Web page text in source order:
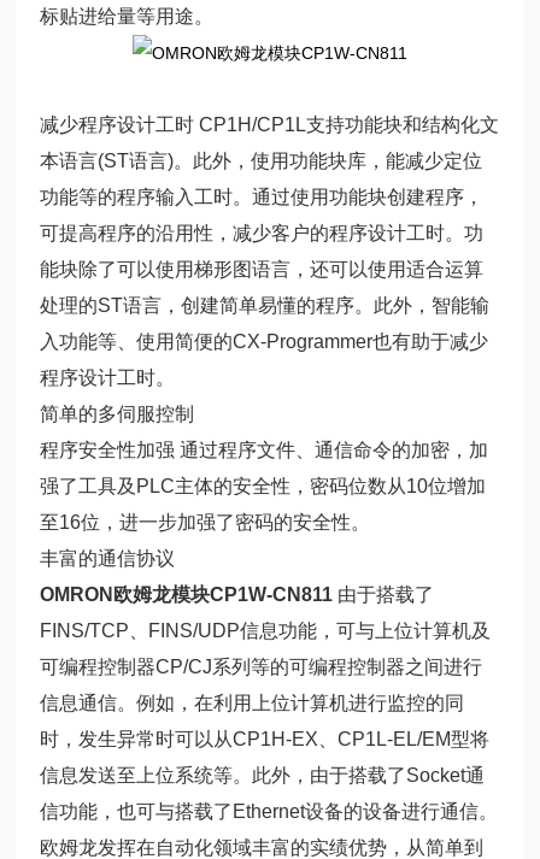
标贴进给量等用途。
减少程序设计工时 CP1H/CP1L支持功能块和结构化文
本语言(ST语言)。此外，使用功能块库，能减少定位
功能等的程序输入工时。通过使用功能块创建程序，
可提高程序的沿用性，减少客户的程序设计工时。功
能块除了可以使用梯形图语言，还可以使用适合运算
处理的ST语言，创建简单易懂的程序。此外，智能输
入功能等、使用简便的CX-Programmer也有助于减少
程序设计工时。
简单的多伺服控制
程序安全性加强 通过程序文件、通信命令的加密，加
强了工具及PLC主体的安全性，密码位数从10位增加
至16位，进一步加强了密码的安全性。
丰富的通信协议
OMRON欧姆龙模块CP1W-CN811 由于搭载了
FINS/TCP、FINS/UDP信息功能，可与上位计算机及
可编程控制器CP/CJ系列等的可编程控制器之间进行
信息通信。例如，在利用上位计算机进行监控的同
时，发生异常时可以从CP1H-EX、CP1L-EL/EM型将
信息发送至上位系统等。此外，由于搭载了Socket通
信功能，也可与搭载了Ethernet设备的设备进行通信。
欧姆龙发挥在自动化领域丰富的实绩优势，从简单到